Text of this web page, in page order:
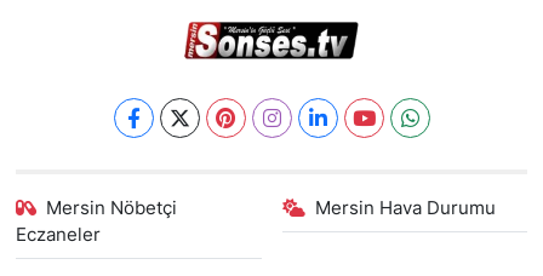
Mersin Nöbetçi
Eczaneler
Mersin Hava Durumu